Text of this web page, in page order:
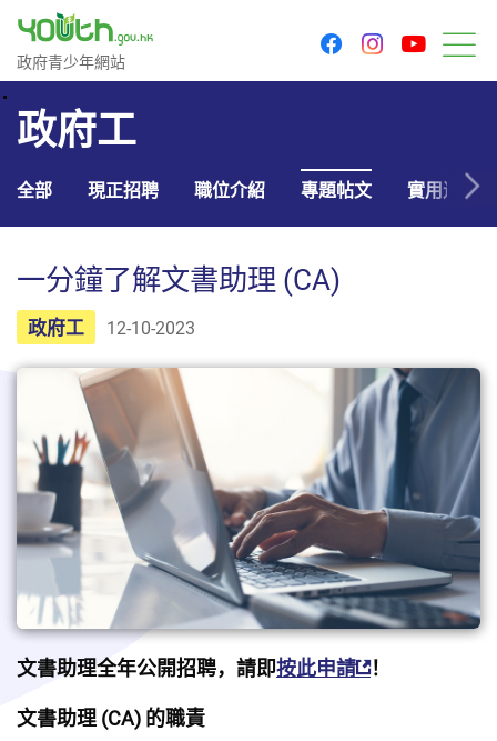
政府青少年網站
政府青少年網站
facebookinstagram
政府工
全部 現正招聘 職位介紹 專題帖文 實用連結
一分鐘了解文書助理 (CA)
政府工 12-10-2023
文書助理全年公開招聘，請即按此申請 ！
文書助理 (CA) 的職責